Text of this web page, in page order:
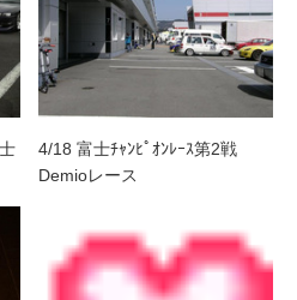
4/18 富士ﾁｬﾝﾋﾟｵﾝﾚｰｽ第2戦
Demioレース